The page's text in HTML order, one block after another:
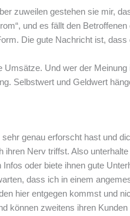
zuweilen gestehen sie mir,
und es fällt den
Die gute Nachricht ist,
Und wer der
Selbstwert und Geldwert
genau erforscht hast und
Nerv triffst. Also
oder biete ihnen gute
dass ich in einem
hier entgegen kommst und
können zweitens ihren